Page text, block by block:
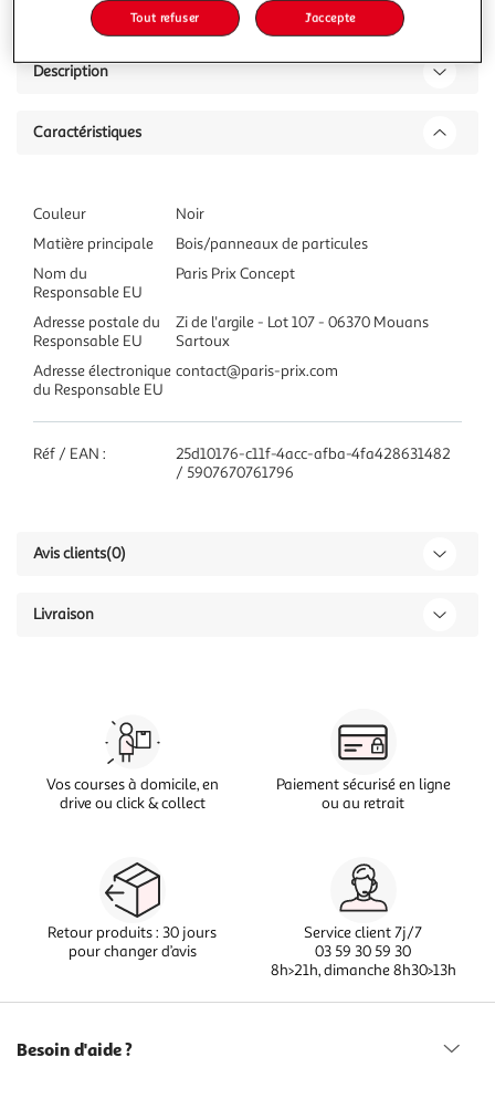
Description
Caractéristiques
Couleur
Noir
Matière principale
Bois/panneaux de particules
Nom du
Responsable EU
Paris Prix Concept
Adresse postale du
Responsable EU
Zi de l'argile - Lot 107 - 06370 Mouans
Sartoux
Adresse électronique
du Responsable EU
contact@paris-prix.com
Réf / EAN :
25d10176-c11f-4acc-afba-4fa428631482
/ 5907670761796
Avis clients(0)
Livraison
Vos courses à domicile, en
drive ou click & collect
Paiement sécurisé en ligne
ou au retrait
Retour produits : 30 jours
pour changer d’avis
Service client 7j/7
03 59 30 59 30
8h>21h, dimanche 8h30>13h
Besoin d'aide ?
Tout refuser J'accepte